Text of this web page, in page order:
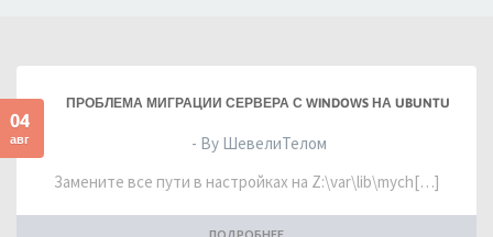
04
авг
ПРОБЛЕМА МИГРАЦИИ СЕРВЕРА С WINDOWS НА UBUNTU
- By ШевелиТелом
Замените все пути в настройках на Z:\var\lib\mych[…]